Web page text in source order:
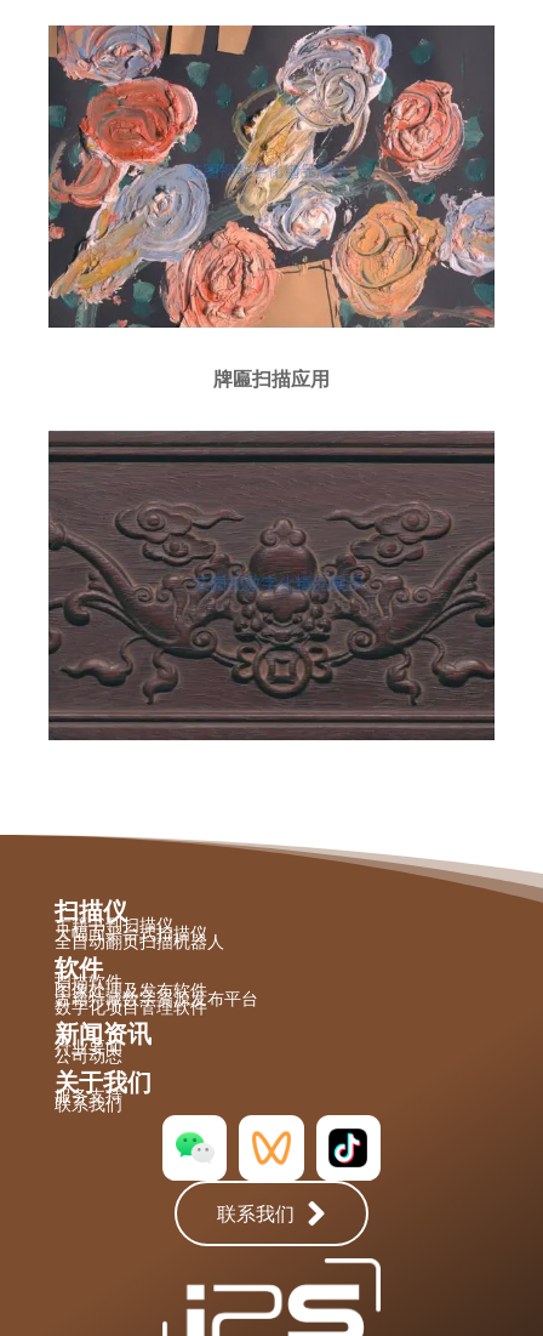
牌匾扫描应用
扫描仪
古籍书刊扫描仪
大幅面平台式扫描仪
全自动翻页扫描机器人
软件
扫描软件
图像处理及发布软件
古籍特藏数字资源发布平台
数字化项目管理软件
新闻资讯
行业要闻
公司动态
关于我们
服务支持
联系我们
联系我们